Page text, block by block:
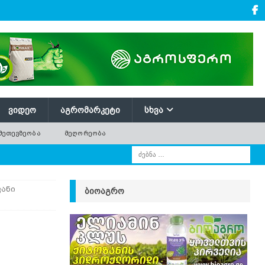
ᲕᲘᲓᲔᲝ ᲐᲒᲠᲝᲛᲐᲠᲙᲔᲢᲘ ᲡᲮᲕᲐ
ᲛᲔᲦᲝᲠᲔᲝᲑᲐ
ᲑᲘᲝᲐᲒᲠᲝ